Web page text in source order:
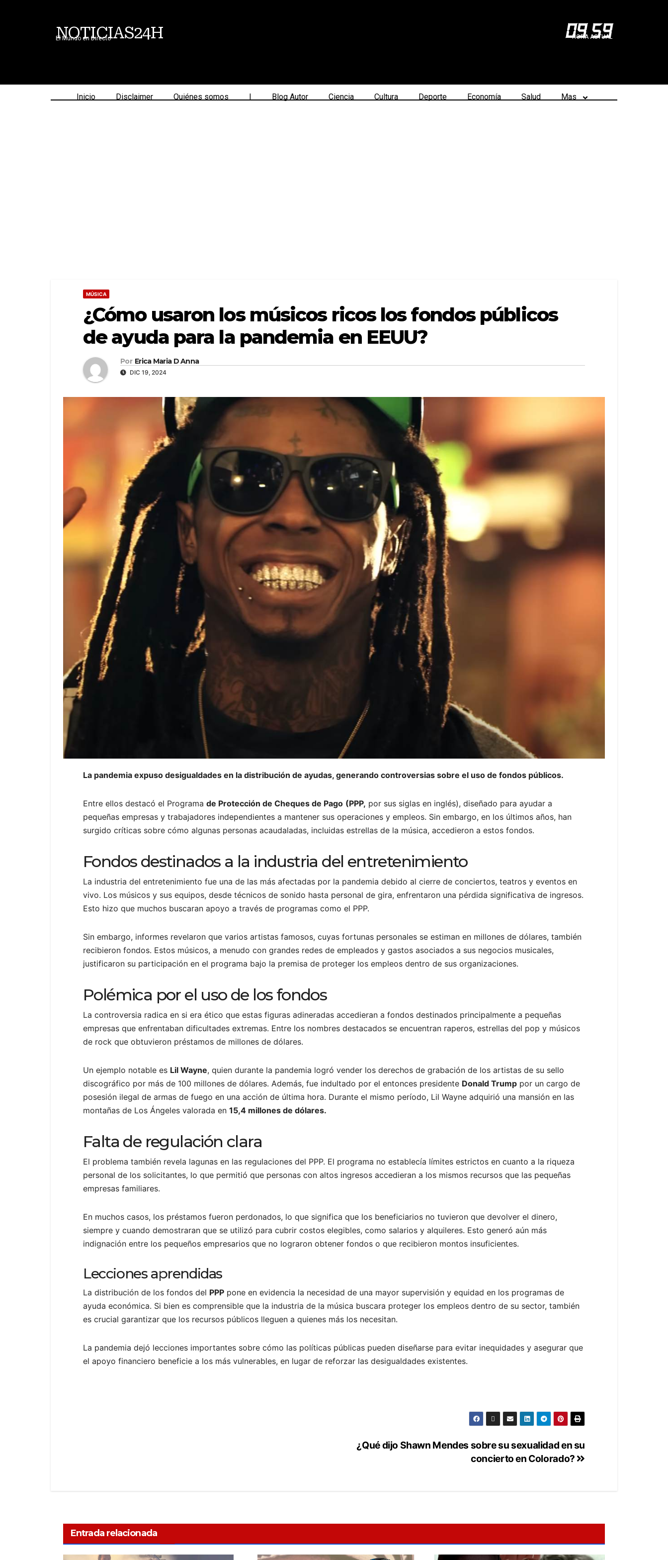
NOTICIAS24H
El Mundo en Directo 09:59
HORA ACTUAL
Inicio Disclaimer Quiénes somos | Blog Autor Ciencia Cultura Deporte Economía Salud Mas
MÚSICA
¿Cómo usaron los músicos ricos los fondos públicos
de ayuda para la pandemia en EEUU?
Por Erica Maria D Anna
DIC 19, 2024
La pandemia expuso desigualdades en la distribución de ayudas, generando controversias sobre el uso de fondos públicos.
Entre ellos destacó el Programa de Protección de Cheques de Pago (PPP, por sus siglas en inglés), diseñado para ayudar a
pequeñas empresas y trabajadores independientes a mantener sus operaciones y empleos. Sin embargo, en los últimos años, han
surgido críticas sobre cómo algunas personas acaudaladas, incluidas estrellas de la música, accedieron a estos fondos.
Fondos destinados a la industria del entretenimiento
La industria del entretenimiento fue una de las más afectadas por la pandemia debido al cierre de conciertos, teatros y eventos en
vivo. Los músicos y sus equipos, desde técnicos de sonido hasta personal de gira, enfrentaron una pérdida significativa de ingresos.
Esto hizo que muchos buscaran apoyo a través de programas como el PPP.
Sin embargo, informes revelaron que varios artistas famosos, cuyas fortunas personales se estiman en millones de dólares, también
recibieron fondos. Estos músicos, a menudo con grandes redes de empleados y gastos asociados a sus negocios musicales,
justificaron su participación en el programa bajo la premisa de proteger los empleos dentro de sus organizaciones.
Polémica por el uso de los fondos
La controversia radica en si era ético que estas figuras adineradas accedieran a fondos destinados principalmente a pequeñas
empresas que enfrentaban dificultades extremas. Entre los nombres destacados se encuentran raperos, estrellas del pop y músicos
de rock que obtuvieron préstamos de millones de dólares.
Un ejemplo notable es Lil Wayne, quien durante la pandemia logró vender los derechos de grabación de los artistas de su sello
discográfico por más de 100 millones de dólares. Además, fue indultado por el entonces presidente Donald Trump por un cargo de
posesión ilegal de armas de fuego en una acción de última hora. Durante el mismo período, Lil Wayne adquirió una mansión en las
montañas de Los Ángeles valorada en 15,4 millones de dólares.
Falta de regulación clara
El problema también revela lagunas en las regulaciones del PPP. El programa no establecía límites estrictos en cuanto a la riqueza
personal de los solicitantes, lo que permitió que personas con altos ingresos accedieran a los mismos recursos que las pequeñas
empresas familiares.
En muchos casos, los préstamos fueron perdonados, lo que significa que los beneficiarios no tuvieron que devolver el dinero,
siempre y cuando demostraran que se utilizó para cubrir costos elegibles, como salarios y alquileres. Esto generó aún más
indignación entre los pequeños empresarios que no lograron obtener fondos o que recibieron montos insuficientes.
Lecciones aprendidas
La distribución de los fondos del PPP pone en evidencia la necesidad de una mayor supervisión y equidad en los programas de
ayuda económica. Si bien es comprensible que la industria de la música buscara proteger los empleos dentro de su sector, también
es crucial garantizar que los recursos públicos lleguen a quienes más los necesitan.
La pandemia dejó lecciones importantes sobre cómo las políticas públicas pueden diseñarse para evitar inequidades y asegurar que
el apoyo financiero beneficie a los más vulnerables, en lugar de reforzar las desigualdades existentes.
¿Qué dijo Shawn Mendes sobre su sexualidad en su
concierto en Colorado?
Entrada relacionada